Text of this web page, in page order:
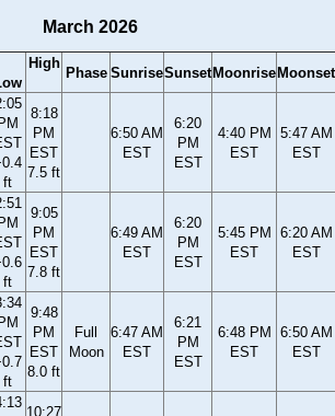
March 2026
High
Phase SunriseSunset Moonrise Moonset
PM
ft
8:18
PM
EST
7.5 ft
6:50 AM
EST
6:20
PM
EST
4:40 PM
EST
5:47 AM
EST
PM
ft
9:05
PM
EST
7.8 ft
6:49 AM
EST
6:20
PM
EST
5:45 PM
EST
6:20 AM
EST
PM
ft
9:48
PM
EST
8.0 ft
Full
Moon
6:47 AM
EST
6:21
PM
EST
6:48 PM
EST
6:50 AM
EST
10:27